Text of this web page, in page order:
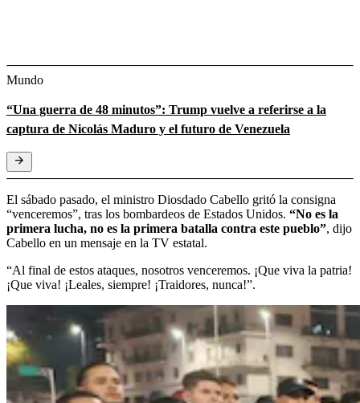
Mundo
“Una guerra de 48 minutos”: Trump vuelve a referirse a la
captura de Nicolás Maduro y el futuro de Venezuela
El sábado pasado, el ministro Diosdado Cabello gritó la consigna
“venceremos”, tras los bombardeos de Estados Unidos. “No es la
primera lucha, no es la primera batalla contra este pueblo”, dijo
Cabello en un mensaje en la TV estatal.
“Al final de estos ataques, nosotros venceremos. ¡Que viva la patria!
¡Que viva! ¡Leales, siempre! ¡Traidores, nunca!”.